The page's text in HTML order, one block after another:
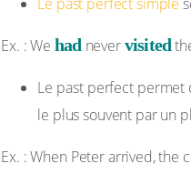
Ex. : Wehadnevervisited
Le past perfect permet
le plus souvent par un
Ex. : When Peter arrived, the